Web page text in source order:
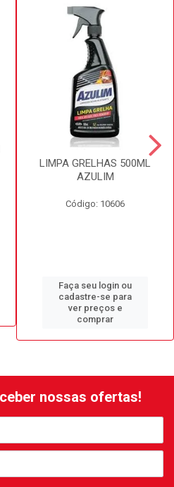
LIMPA GRELHAS 500ML
AZULIM
Código: 10606
Faça seu login ou
cadastre-se para
ver preços e
comprar
nossas ofertas!